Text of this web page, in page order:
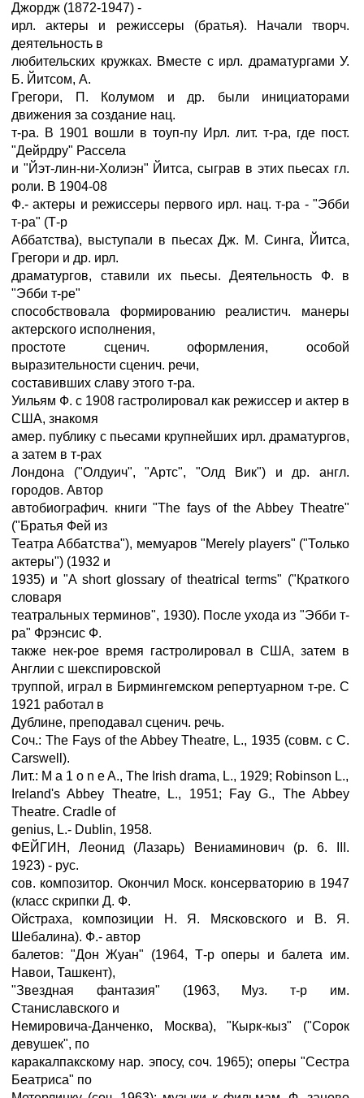
Джордж (1872-1947) -
ирл. актеры и режиссеры (братья). Начали творч.
деятельность в
любительских кружках. Вместе с ирл. драматургами У.
Б. Йитсом, А.
Грегори, П. Колумом и др. были инициаторами
движения за создание нац.
т-ра. В 1901 вошли в тоуп-пу Ирл. лит. т-ра, где пост.
"Дейрдру" Рассела
и "Йэт-лин-ни-Холиэн" Йитса, сыграв в этих пьесах гл.
роли. В 1904-08
Ф.- актеры и режиссеры первого ирл. нац. т-ра - "Эбби
т-ра" (Т-р
Аббатства), выступали в пьесах Дж. М. Синга, Йитса,
Грегори и др. ирл.
драматургов, ставили их пьесы. Деятельность Ф. в
"Эбби т-ре"
способствовала формированию реалистич. манеры
актерского исполнения,
простоте сценич. оформления, особой
выразительности сценич. речи,
составивших славу этого т-ра.
Уильям Ф. с 1908 гастролировал как режиссер и актер в
США, знакомя
амер. публику с пьесами крупнейших ирл. драматургов,
а затем в т-рах
Лондона ("Олдуич", "Артс", "Олд Вик") и др. англ.
городов. Автор
автобиографич. книги "The fays of the Abbey Theatre"
("Братья Фей из
Театра Аббатства"), мемуаров "Merely players" ("Только
актеры") (1932 и
1935) и "A short glossary of theatrical terms" ("Краткого
словаря
театральных терминов", 1930). После ухода из "Эбби т-
ра" Фрэнсис Ф.
также нек-рое время гастролировал в США, затем в
Англии с шекспировской
труппой, играл в Бирмингемском репертуарном т-ре. С
1921 работал в
Дублине, преподавал сценич. речь.
Соч.: The Fays of the Abbey Theatre, L., 1935 (совм. с С.
Carswell).
Лит.: M а 1 о n e A., The Irish drama, L., 1929; Robinson L.,
Ireland's Abbey Theatre, L., 1951; Fay G., The Abbey
Theatre. Cradle of
genius, L.- Dublin, 1958.
ФЕЙГИН, Леонид (Лазарь) Вениаминович (р. 6. III.
1923) - рус.
сов. композитор. Окончил Моск. консерваторию в 1947
(класс скрипки Д. Ф.
Ойстраха, композиции Н. Я. Мясковского и В. Я.
Шебалина). Ф.- автор
балетов: "Дон Жуан" (1964, Т-р оперы и балета им.
Навои, Ташкент),
"Звездная фантазия" (1963, Муз. т-р им.
Станиславского и
Немировича-Данченко, Москва), "Кырк-кыз" ("Сорок
девушек", по
каракалпакскому нар. эпосу, соч. 1965); оперы "Сестра
Беатриса" по